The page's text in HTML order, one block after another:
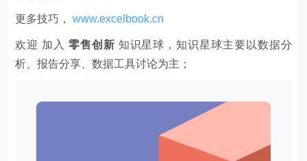
更多技巧，www.excelbook.cn
欢迎 加入 零售创新 知识星球，知识星球主要以数据分
析、报告分享、数据工具讨论为主；